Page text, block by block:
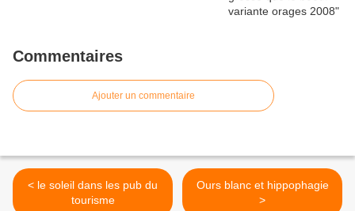
Commentaires
Ajouter un commentaire
< le soleil dans les pub du
tourisme
Ours blanc et hippophagie
>